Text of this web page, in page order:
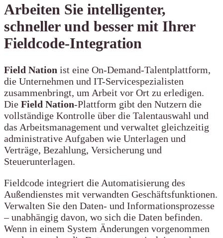
Arbeiten Sie intelligenter,
schneller und besser mit Ihrer
Fieldcode-Integration
Field Nation ist eine On-Demand-Talentplattform,
die Unternehmen und IT-Servicespezialisten
zusammenbringt, um Arbeit vor Ort zu erledigen.
Die Field Nation-Plattform gibt den Nutzern die
vollständige Kontrolle über die Talentauswahl und
das Arbeitsmanagement und verwaltet gleichzeitig
administrative Aufgaben wie Unterlagen und
Verträge, Bezahlung, Versicherung und
Steuerunterlagen.
Fieldcode integriert die Automatisierung des
Außendienstes mit verwandten Geschäftsfunktionen.
Verwalten Sie den Daten- und Informationsprozesse
– unabhängig davon, wo sich die Daten befinden.
Wenn in einem System Änderungen vorgenommen